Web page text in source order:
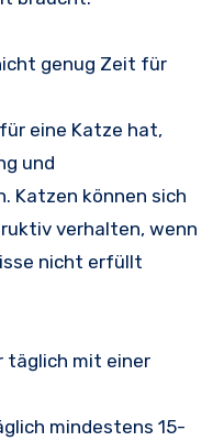
genug Zeit für
eine Katze hat,
und
Katzen können sich
verhalten, wenn
nicht erfüllt
täglich mit einer
mindestens 15-